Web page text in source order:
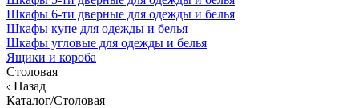
Шкафы 6-ти дверные для одежды и белья
Шкафы купе для одежды и белья
Шкафы угловые для одежды и белья
Ящики и короба
Столовая
Назад
Каталог/Столовая